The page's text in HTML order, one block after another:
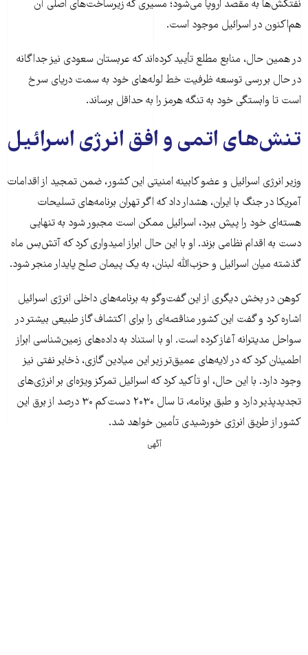
نفتکش‌ها به مقصد اروپا می‌شود؛ مسیری که زیرساخت‌های اصلی آن
هم‌اکنون در اسرائیل موجود است.
در همین حال، منابع مطلع تأیید کرده‌اند که عربستان سعودی نیز جداگانه
در حال بررسی توسعه ظرفیت خط لوله‌های خود به سمت دریای سرخ
است تا وابستگی خود به تنگه هرمز را به حداقل برساند.
تنش‌های اتمی و افق انرژی اسرائیل
وزیر انرژی اسرائیل و عضو کابینه امنیتی این کشور، ضمن تمجید از اقدامات
آمریکا در جنگ با ایران، هشدار داد که اگر تهران برنامه‌های تسلیحات
هسته‌ای خود را پیش ببرد، اسرائیل ممکن است مجبور شود به تنهایی
دست به اقدام نظامی بزند. او با این حال ابراز امیدواری کرد که آتش‌بس ماه
گذشته میان اسرائیل و حزب‌الله لبنان، به یک پیمان صلح پایدار منجر شود.
کوهن در بخش دیگری از این گفت‌وگو به برنامه‌های داخلی انرژی اسرائیل
اشاره کرد و گفت این کشور مناقصه‌ای را برای اکتشاف گاز طبیعی بیشتر در
سواحل مدیترانه آغاز کرده است. او با استناد به داده‌های زمین‌شناسی ابراز
اطمینان کرد که در لایه‌های عمیق‌تر زیر این میادین گازی، ذخایر نفتی نیز
وجود دارد. با این حال، او تأکید کرد که اسرائیل تمرکز ویژه‌ای بر انرژی‌های
تجدیدپذیر دارد و طبق برنامه، تا سال ۲۰۳۰ دست‌کم ۳۰ درصد از برق این
کشور از طریق انرژی خورشیدی تأمین خواهد شد.
آگهی